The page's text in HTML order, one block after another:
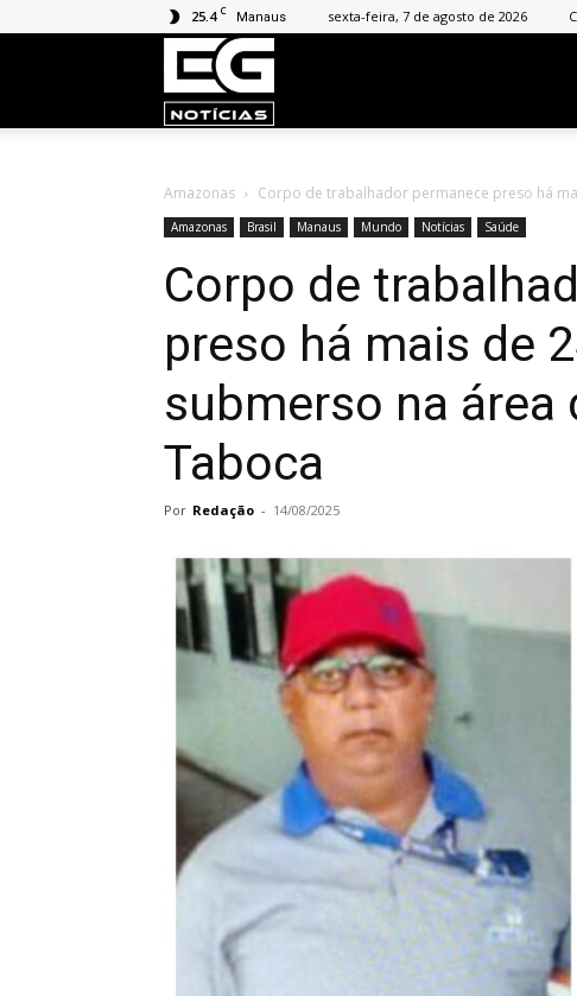
25.4 C Manaus sexta-feira, 7 de agosto de 2026
Amazonas Corpo de trabalhador permanece preso há
Amazonas Brasil Manaus Mundo Notícias Saúde
Corpo de
preso há mais de
submerso na área
Taboca
Por Redação - 14/08/2025